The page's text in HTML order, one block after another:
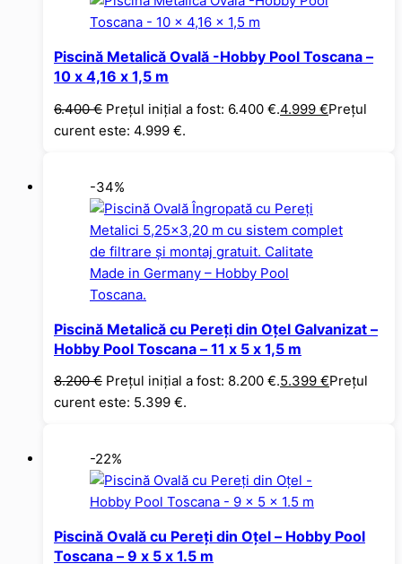
Piscină Metalică Ovală -Hobby Pool Toscana –
10 x 4,16 x 1,5 m
6.400€ Prețul inițial a fost: 6.400 €.4.999 €Prețul
curent este: 4.999 €.
-34%
Piscină Metalică cu Pereți din Oțel Galvanizat –
Hobby Pool Toscana – 11 x 5 x 1,5 m
8.200€ Prețul inițial a fost: 8.200 €.5.399 €Prețul
curent este: 5.399 €.
-22%
Piscină Ovală cu Pereți din Oțel – Hobby Pool
Toscana – 9 x 5 x 1.5 m